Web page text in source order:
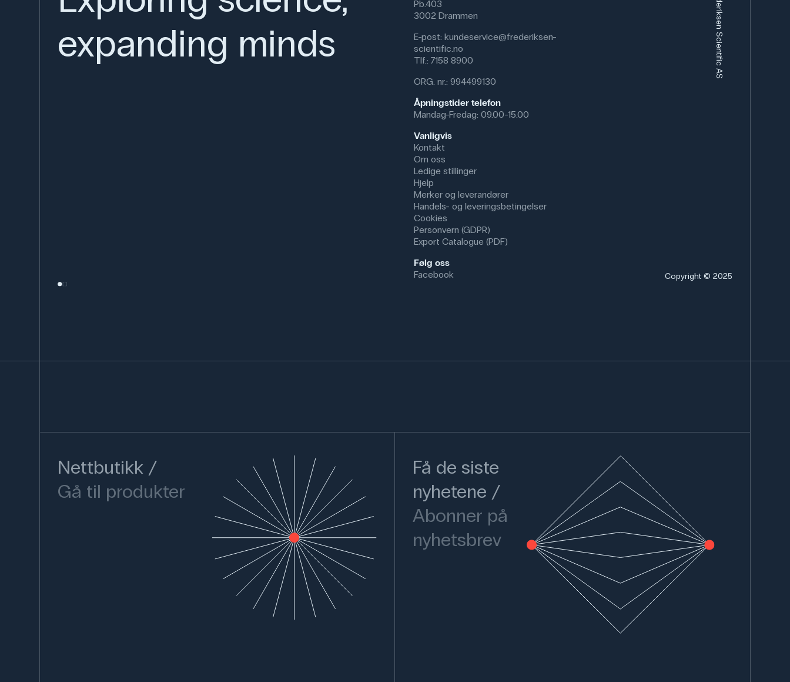
expanding minds
Pb.403
3002 Drammen
E-post: kundeservice@frederiksen-
scientific.no
Tlf.: 7158 8900
ORG. nr.: 994499130
Åpningstider telefon
Mandag-Fredag: 09.00-15.00
Vanligvis
Kontakt
Om oss
Ledige stillinger
Hjelp
Merker og leverandører
Handels- og leveringsbetingelser
Cookies
Personvern (GDPR)
Export Catalogue (PDF)
Følg oss
Facebook
Frederiksen Scientific AS
Copyright © 2025
Nettbutikk
Gå til produkter
Få de siste
nyhetene
Abonner på
nyhetsbrev